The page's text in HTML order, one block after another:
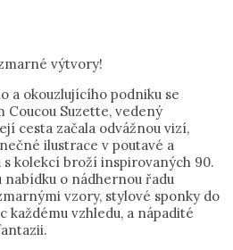
výtvory!
a okouzlujícího podniku se
Suzette, vedený
cesta začala odvážnou vizí,
ilustrace v poutavé a
s kolekcí broží inspirovaných 90.
o nádhernou řadu
vzory, stylové sponky do
každému vzhledu, a nápadité